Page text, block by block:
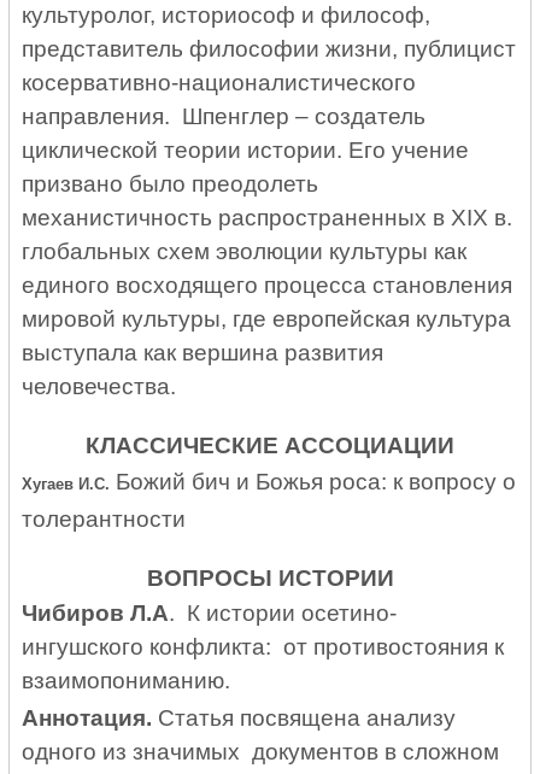
культуролог, историософ и философ,
представитель философии жизни, публицист
косервативно-националистического
направления. Шпенглер – создатель
циклической теории истории. Его учение
призвано было преодолеть
механистичность распространенных в XIX в.
глобальных схем эволюции культуры как
единого восходящего процесса становления
мировой культуры, где европейская культура
выступала как вершина развития
человечества.
КЛАССИЧЕСКИЕ АССОЦИАЦИИ
Хугаев И.С. Божий бич и Божья роса: к вопросу о
толерантности
ВОПРОСЫ ИСТОРИИ
Чибиров Л.А. К истории осетино-
ингушского конфликта: от противостояния к
взаимопониманию.
Аннотация. Статья посвящена анализу
одного из значимых документов в сложном